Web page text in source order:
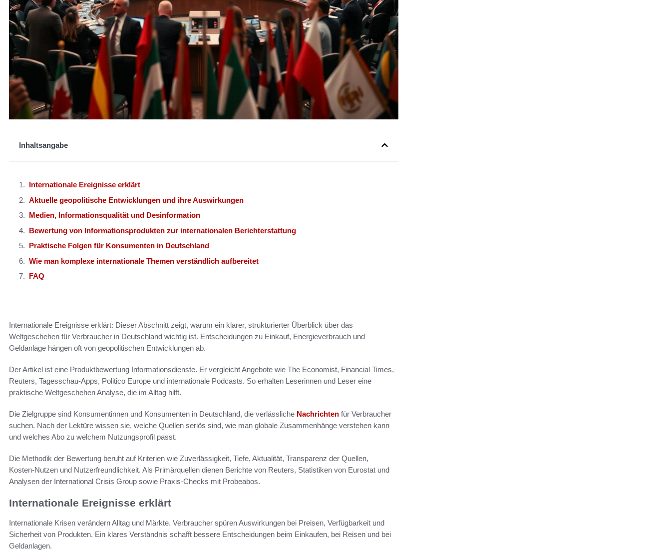
Inhaltsangabe
Internationale Ereignisse erklärt
Aktuelle geopolitische Entwicklungen und ihre Auswirkungen
Medien, Informationsqualität und Desinformation
Bewertung von Informationsprodukten zur internationalen Berichterstattung
Praktische Folgen für Konsumenten in Deutschland
Wie man komplexe internationale Themen verständlich aufbereitet
FAQ
Internationale Ereignisse erklärt: Dieser Abschnitt zeigt, warum ein klarer, strukturierter Überblick über das
Weltgeschehen für Verbraucher in Deutschland wichtig ist. Entscheidungen zu Einkauf, Energieverbrauch und
Geldanlage hängen oft von geopolitischen Entwicklungen ab.
Der Artikel ist eine Produktbewertung Informationsdienste. Er vergleicht Angebote wie The Economist, Financial Times,
Reuters, Tagesschau-Apps, Politico Europe und internationale Podcasts. So erhalten Leserinnen und Leser eine
praktische Weltgeschehen Analyse, die im Alltag hilft.
Die Zielgruppe sind Konsumentinnen und Konsumenten in Deutschland, die verlässliche Nachrichten für Verbraucher
suchen. Nach der Lektüre wissen sie, welche Quellen seriös sind, wie man globale Zusammenhänge verstehen kann
und welches Abo zu welchem Nutzungsprofil passt.
Die Methodik der Bewertung beruht auf Kriterien wie Zuverlässigkeit, Tiefe, Aktualität, Transparenz der Quellen,
Kosten‑Nutzen und Nutzerfreundlichkeit. Als Primärquellen dienen Berichte von Reuters, Statistiken von Eurostat und
Analysen der International Crisis Group sowie Praxis‑Checks mit Probeabos.
Internationale Ereignisse erklärt
Internationale Krisen verändern Alltag und Märkte. Verbraucher spüren Auswirkungen bei Preisen, Verfügbarkeit und
Sicherheit von Produkten. Ein klares Verständnis schafft bessere Entscheidungen beim Einkaufen, bei Reisen und bei
Geldanlagen.